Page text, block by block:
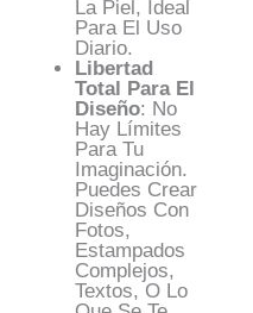
La Piel, Ideal
Para El Uso
Diario.
Libertad
Total Para El
Diseño: No
Hay Límites
Para Tu
Imaginación.
Puedes Crear
Diseños Con
Fotos,
Estampados
Complejos,
Textos, O Lo